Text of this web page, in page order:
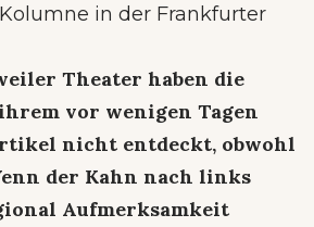
Kolumne in der Frankfurter
Theater haben die
vor wenigen Tagen
nicht entdeckt, obwohl
der Kahn nach links
Aufmerksamkeit